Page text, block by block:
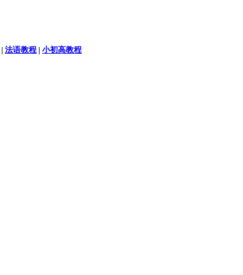
| 法语教程 | 小初高教程